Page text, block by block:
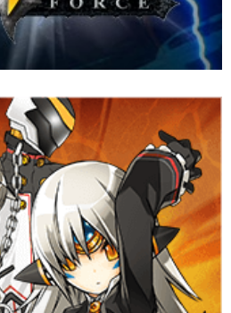
ที่นิยมหลายประเทศทั่วโลก ได้รับการ
เป็นเกมที่มันส์ที่สุด
Download